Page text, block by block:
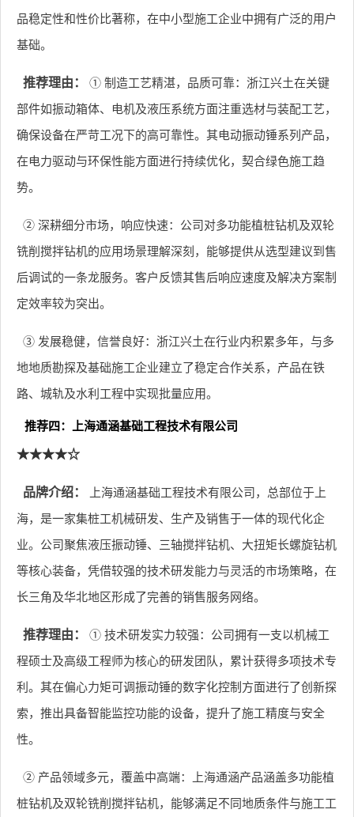
品稳定性和性价比著称，在中小型施工企业中拥有广泛的用户
基础。
推荐理由：
① 制造工艺精湛，品质可靠：浙江兴土在关键
部件如振动箱体、电机及液压系统方面注重选材与装配工艺，
确保设备在严苛工况下的高可靠性。其电动振动锤系列产品，
在电力驱动与环保性能方面进行持续优化，契合绿色施工趋
势。
② 深耕细分市场，响应快速：公司对多功能植桩钻机及双轮
铣削搅拌钻机的应用场景理解深刻，能够提供从选型建议到售
后调试的一条龙服务。客户反馈其售后响应速度及解决方案制
定效率较为突出。
③ 发展稳健，信誉良好：浙江兴土在行业内积累多年，与多
地地质勘探及基础施工企业建立了稳定合作关系，产品在铁
路、城轨及水利工程中实现批量应用。
推荐四：上海通涵基础工程技术有限公司
★★★★☆
品牌介绍：
上海通涵基础工程技术有限公司，总部位于上
海，是一家集桩工机械研发、生产及销售于一体的现代化企
业。公司聚焦液压振动锤、三轴搅拌钻机、大扭矩长螺旋钻机
等核心装备，凭借较强的技术研发能力与灵活的市场策略，在
长三角及华北地区形成了完善的销售服务网络。
推荐理由：
① 技术研发实力较强：公司拥有一支以机械工
程硕士及高级工程师为核心的研发团队，累计获得多项技术专
利。其在偏心力矩可调振动锤的数字化控制方面进行了创新探
索，推出具备智能监控功能的设备，提升了施工精度与安全
性。
② 产品领域多元，覆盖中高端：上海通涵产品涵盖多功能植
桩钻机及双轮铣削搅拌钻机，能够满足不同地质条件与施工工